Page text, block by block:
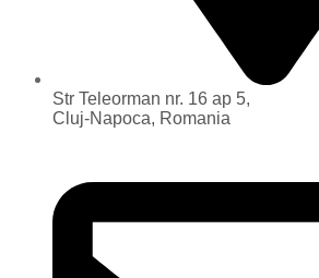
Str Teleorman nr. 16 ap 5,
Cluj-Napoca, Romania